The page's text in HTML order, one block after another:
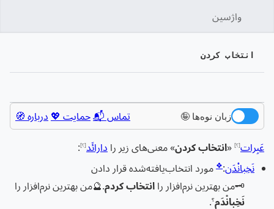
واژسین
انتخاب کردن
زبان نوه‌ها 🤪 تماس 📬حمایت 💖 درباره 🧭
عَبِرات[؟] «انتخاب کردن» معنی‌های زیر را دارائَد[؟]:
نَخِبانْدَن:
❖ مورد انتخاب‌یافته‌شده قرار دادن
🗝️من بهترین نرم‌افزار را انتخاب کردم.
🔮من بهترین نرم‌افزار را
نَخِبانْدَم؟.